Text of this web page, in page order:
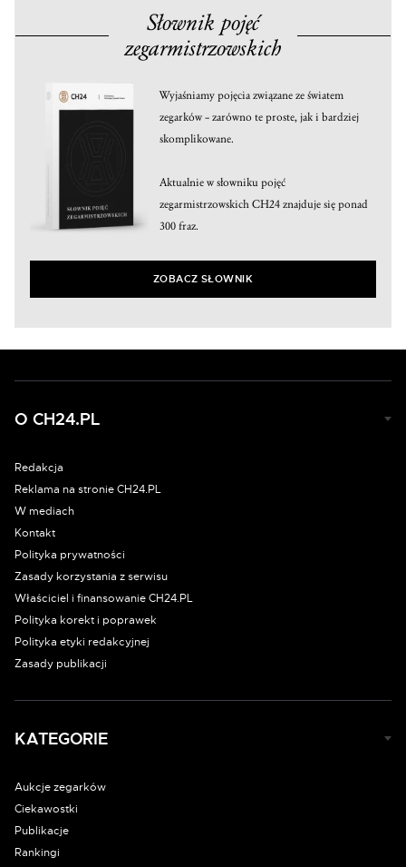
Słownik pojęć
zegarmistrzowskich
Wyjaśniamy pojęcia związane ze światem
zegarków – zarówno te proste, jak i bardziej
skomplikowane.
Aktualnie w słowniku pojęć
zegarmistrzowskich CH24 znajduje się ponad
300 fraz.
ZOBACZ SŁOWNIK
O CH24.PL
Redakcja
Reklama na stronie CH24.PL
W mediach
Kontakt
Polityka prywatności
Zasady korzystania z serwisu
Właściciel i finansowanie CH24.PL
Polityka korekt i poprawek
Polityka etyki redakcyjnej
Zasady publikacji
KATEGORIE
Aukcje zegarków
Ciekawostki
Publikacje
Rankingi